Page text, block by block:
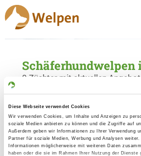
Diese Webseite verwendet Cookies
Wir verwenden Cookies, um Inhalte und Anzeigen zu
soziale Medien anbieten zu können und die Zugriffe auf
Außerdem geben wir Informationen zu Ihrer Verwendung
Partner für soziale Medien, Werbung und Analysen
Informationen möglicherweise mit weiteren Daten
haben oder die sie im Rahmen Ihrer Nutzung der Dienste
Schäferhundwelpen
0 Züchter mit aktuellen